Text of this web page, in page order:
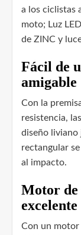
a los ciclistas
moto; Luz
de ZINC y
Fácil de
amigable
Con la
resistencia,
diseño
rectangular
al impacto.
Motor de
Con un motor